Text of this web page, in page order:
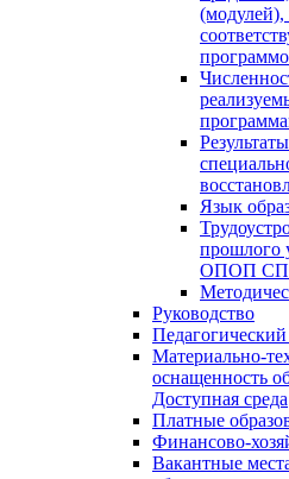
Язык
прошлого
ОПОП СПО
Руководство
Педагогический
Материально-
оснащенность
Доступная среда
Платные
Финансово-
Вакантные